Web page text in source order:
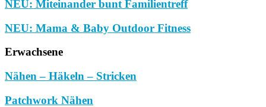
NEU: Miteinander bunt Familientreff
NEU: Mama & Baby Outdoor Fitness
Erwachsene
Nähen – Häkeln – Stricken
Patchwork Nähen